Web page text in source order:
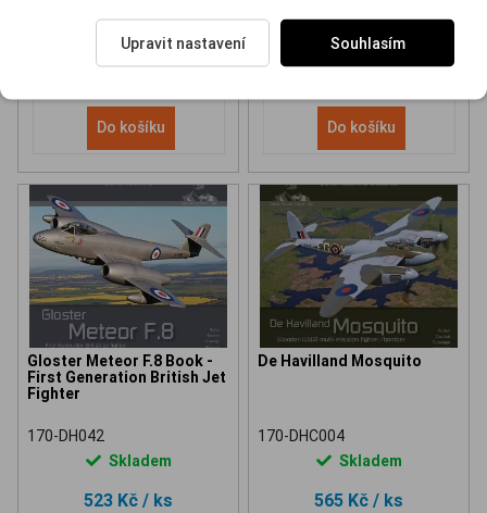
613 Kč/ ks
Do košíku
565 Kč/ ks
Do košíku
Gloster Meteor F.8 Book -
First Generation British Jet
Fighter
170-DH042
Skladem
523 Kč / ks
De Havilland Mosquito
170-DHC004
Skladem
565 Kč / ks
Upravit nastavení Souhlasím